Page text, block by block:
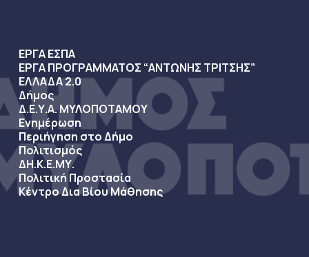
ΕΡΓΑ ΕΣΠΑ
ΕΡΓΑ ΠΡΟΓΡΑΜΜΑΤΟΣ “ΑΝΤΩΝΗΣ ΤΡΙΤΣΗΣ”
ΕΛΛΑΔΑ 2.0
Δήμος
Δ.Ε.Υ.Α. ΜΥΛΟΠΟΤΑΜΟΥ
Ενημέρωση
Περιήγηση στο Δήμο
Πολιτισμός
ΔΗ.Κ.Ε.ΜΥ.
Πολιτική Προστασία
Κέντρο Δια Βίου Μάθησης